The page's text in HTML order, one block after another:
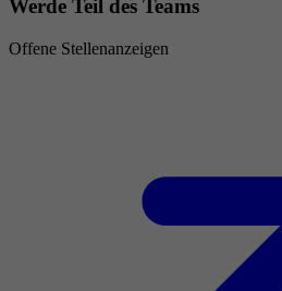
Werde Teil des Teams
Offene Stellenanzeigen